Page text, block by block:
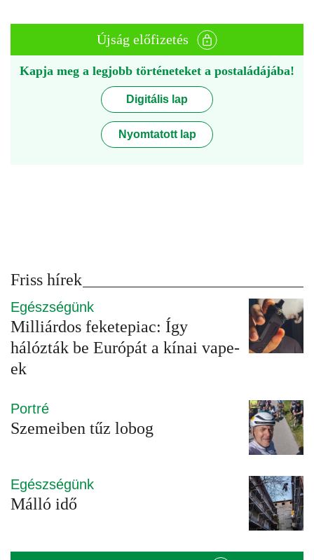
Újság előfizetés
Kapja meg a legjobb történeteket a postaládájába!
Digitális lap
Nyomtatott lap
Friss hírek
Egészségünk
Milliárdos feketepiac: Így
hálózták be Európát a kínai vape-
ek
Portré
Szemeiben tűz lobog
Egészségünk
Málló idő